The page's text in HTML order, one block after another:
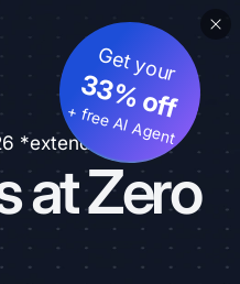
*extended
at Zero
Get your
33% off
+ free AI Agent